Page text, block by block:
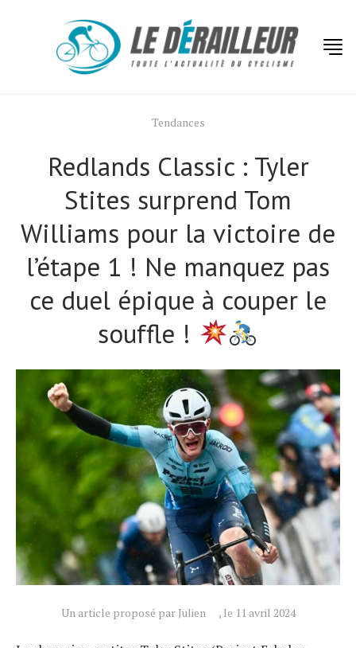
Tendances
Redlands Classic : Tyler
Stites surprend Tom
Williams pour la victoire de
l’étape 1 ! Ne manquez pas
ce duel épique à couper le
souffle !
Un article proposé par Julien , le 11 avril 2024
Actualités
Technologies
Tests de produits
Conseils
Tendances
Tous nos articles